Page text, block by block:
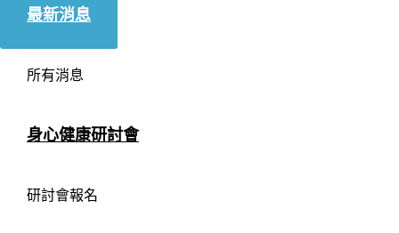
最新消息
所有消息
身心健康研討會
研討會報名